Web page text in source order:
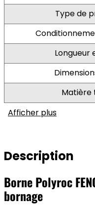
Type de
Longueur
Matière
Afficher plus
Description
Borne Polyroc
bornage